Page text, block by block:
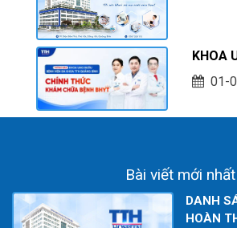
KHOA
BỆNH
CHÍNH
01-
Bài viết mới nhất
DANH
HOÀN